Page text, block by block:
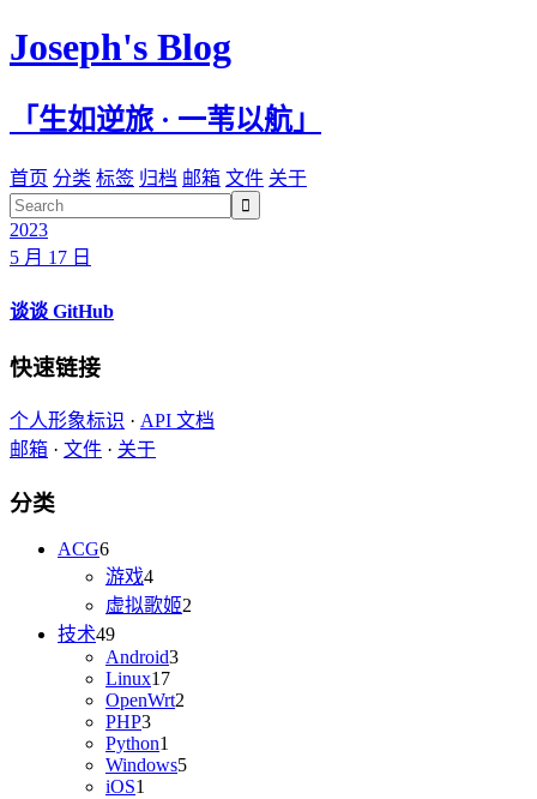
Joseph's Blog
「生如逆旅 · 一苇以航」
首页 分类 标签 归档 邮箱 文件 关于

2023
5 月 17 日
谈谈 GitHub
快速链接
个人形象标识 · API 文档
邮箱 · 文件 · 关于
分类
ACG6
游戏4
虚拟歌姬2
技术49
Android3
Linux17
OpenWrt2
PHP3
Python1
Windows5
iOS1